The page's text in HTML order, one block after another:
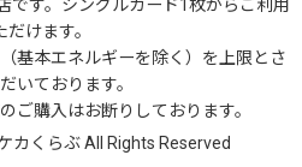
です。シングルカード1枚からご利用
だけます。
基本エネルギーを除く）を上限とさ
いております。
ご購入はお断りしております。
カくらぶ All Rights Reserved